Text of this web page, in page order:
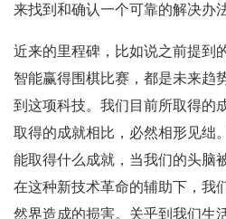
来找到和确认一个可靠的解决办
近来的里程碑，比如说之前提到
智能赢得围棋比赛，都是未来趋
到这项科技。我们目前所取得的
取得的成就相比，必然相形见绌
能取得什么成就，当我们的头脑
在这种新技术革命的辅助下，我
然界造成的损害。关乎到我们生